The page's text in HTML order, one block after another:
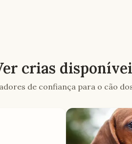
crias
de confiança para o cão